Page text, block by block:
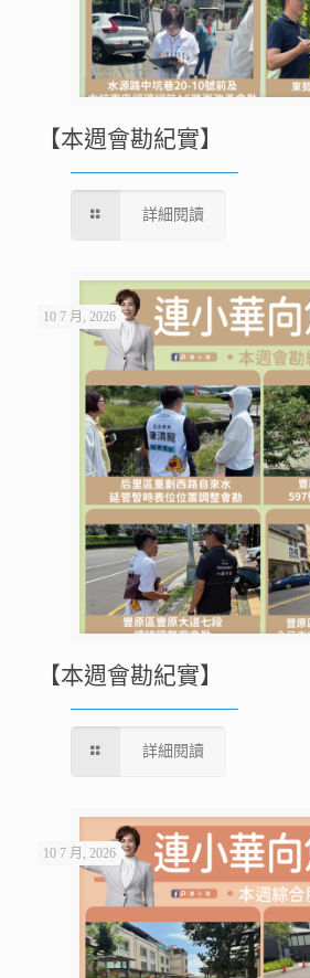
【本週會勘紀實】
詳細閱讀
10 7 月, 2026
【本週會勘紀實】
詳細閱讀
10 7 月, 2026